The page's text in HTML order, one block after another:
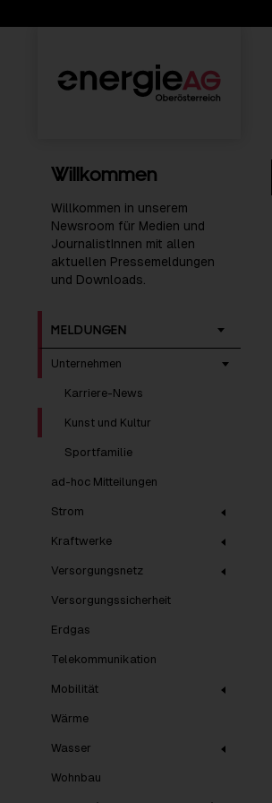
Willkommen
Willkommen in unserem
Newsroom für Medien und
JournalistInnen mit allen
aktuellen Pressemeldungen
und Downloads.
MELDUNGEN
Unternehmen
Karriere-News
Kunst und Kultur
Sportfamilie
ad-hoc Mitteilungen
Strom
Kraftwerke
Versorgungsnetz
Versorgungssicherheit
Erdgas
Telekommunikation
Mobilität
Wärme
Wasser
Wohnbau